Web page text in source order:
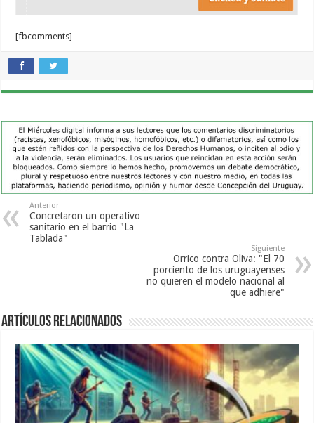
[fbcomments]
Anterior
Concretaron un operativo
sanitario en el barrio "La
Tablada"
Siguiente
Orrico contra Oliva: "El 70
porciento de los uruguayenses
no quieren el modelo nacional al
que adhiere"
Artículos Relacionados